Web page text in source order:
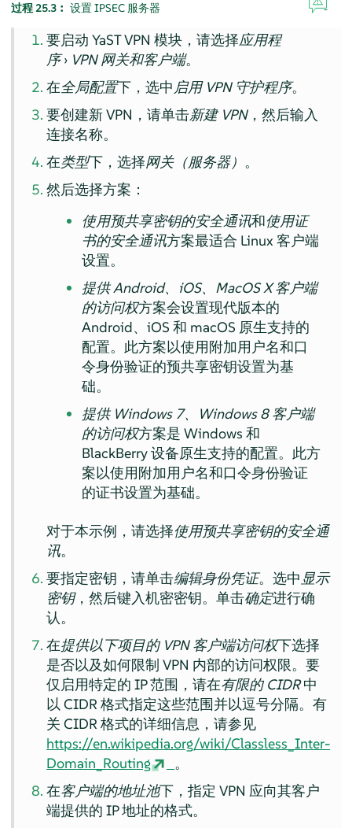
过程 25.3︰ 设置 IPSEC 服务器
要启动 YaST VPN 模块，请选择应用程
序› VPN 网关和客户端。
在全局配置下，选中启用 VPN 守护程序。
要创建新 VPN，请单击新建 VPN，然后输入
连接名称。
在类型下，选择网关（服务器） 。
然后选择方案：
使用预共享密钥的安全通讯和使用证
书的安全通讯方案最适合 Linux 客户端
设置。
提供 Android、iOS、MacOS X 客户端
的访问权方案会设置现代版本的
Android、iOS 和 macOS 原生支持的
配置。此方案以使用附加用户名和口
令身份验证的预共享密钥设置为基
础。
提供 Windows 7、Windows 8 客户端
的访问权方案是 Windows 和
BlackBerry 设备原生支持的配置。此方
案以使用附加用户名和口令身份验证
的证书设置为基础。
对于本示例，请选择使用预共享密钥的安全通
讯。
要指定密钥，请单击编辑身份凭证。选中 显示
密钥，然后键入机密密钥。单击确定进行确
认。
在提供以下项目的 VPN 客户端访问权下选择
是否以及如何限制 VPN 内部的访问权限。要
仅启用特定的 IP 范围，请在有限的 CIDR中
以 CIDR 格式指定这些范围并以逗号分隔。有
关 CIDR 格式的详细信息，请参见
https://en.wikipedia.org/wiki/Classless_Inter-
Domain_Routing
。
在客户端的地址池下，指定 VPN 应向其客户
端提供的 IP 地址的格式。